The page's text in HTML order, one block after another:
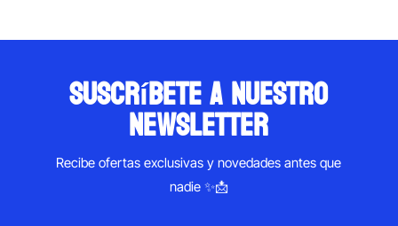
suscríbete a nuestro
newsletter
Recibe ofertas exclusivas y novedades antes que
nadie ✨📩